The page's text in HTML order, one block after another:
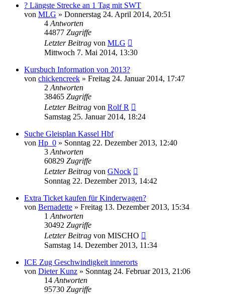
? Längste Strecke an 1 Tag mit SWT
von MLG » Donnerstag 24. April 2014, 20:51
4 Antworten
44877 Zugriffe
Letzter Beitrag von MLG
Mittwoch 7. Mai 2014, 13:30
Kursbuch Information von 2013?
von chickencreek » Freitag 24. Januar 2014, 17:47
2 Antworten
38465 Zugriffe
Letzter Beitrag von Rolf R
Samstag 25. Januar 2014, 18:24
Suche Gleisplan Kassel Hbf
von Hp_0 » Sonntag 22. Dezember 2013, 12:40
3 Antworten
60829 Zugriffe
Letzter Beitrag von GNock
Sonntag 22. Dezember 2013, 14:42
Extra Ticket kaufen für Kinderwagen?
von Bernadette » Freitag 13. Dezember 2013, 15:34
1 Antworten
30492 Zugriffe
Letzter Beitrag von MISCHO
Samstag 14. Dezember 2013, 11:34
ICE Zug Geschwindigkeit innerorts
von Dieter Kunz » Sonntag 24. Februar 2013, 21:06
14 Antworten
95730 Zugriffe